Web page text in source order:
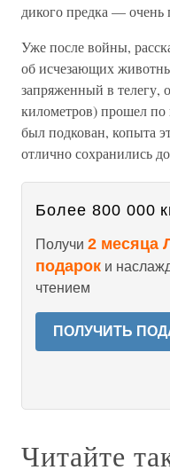
дикого предка — очень
Уже после войны,
об исчезающих
запряженный в телегу,
километров) прошел по
был подкован, копыта
отлично сохранились
Более 800 000
Получи 2 месяца
подарок и
чтением
ПОЛУЧИТЬ
Читайте